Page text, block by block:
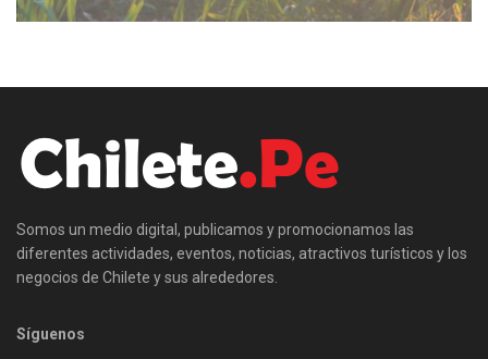
Somos un medio digital, publicamos y promocionamos las
diferentes actividades, eventos, noticias, atractivos turísticos y los
negocios de Chilete y sus alrededores.
Síguenos